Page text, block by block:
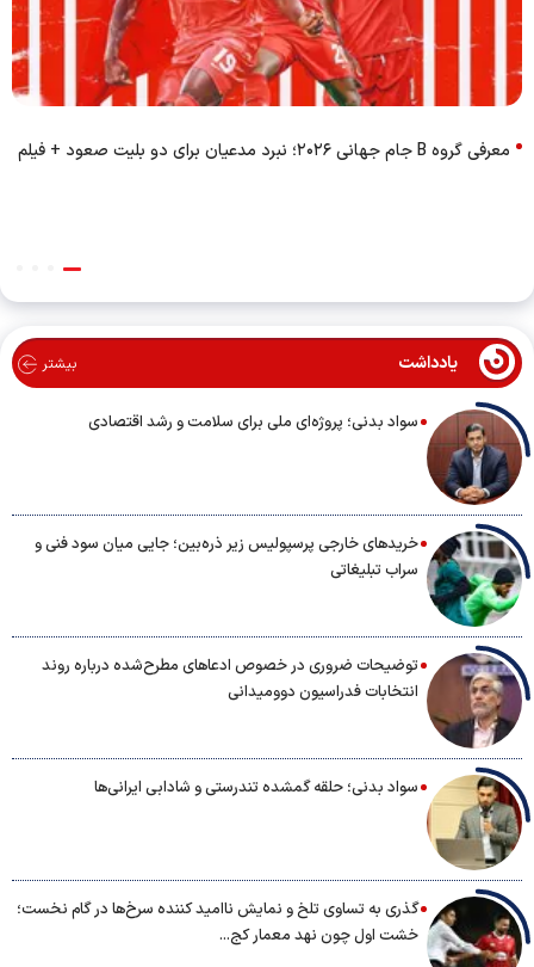
معرفی گروه B جام جهانی ۲۰۲۶؛ نبرد مدعیان برای دو بلیت صعود + فیلم
یادداشت بیشتر
سواد بدنی؛ پروژه‌ای ملی برای سلامت و رشد اقتصادی
خریدهای خارجی پرسپولیس زیر ذره‌بین؛ جایی میان سود فنی و
سراب تبلیغاتی
توضیحات ضروری در خصوص ادعاهای مطرح‌شده درباره روند
انتخابات فدراسیون دوومیدانی
سواد بدنی؛ حلقه گمشده تندرستی و شادابی ایرانی‌ها
گذری به تساوی تلخ و نمایش ناامید کننده سرخ‌ها در گام نخست؛
خشت اول چون نهد معمار کج...